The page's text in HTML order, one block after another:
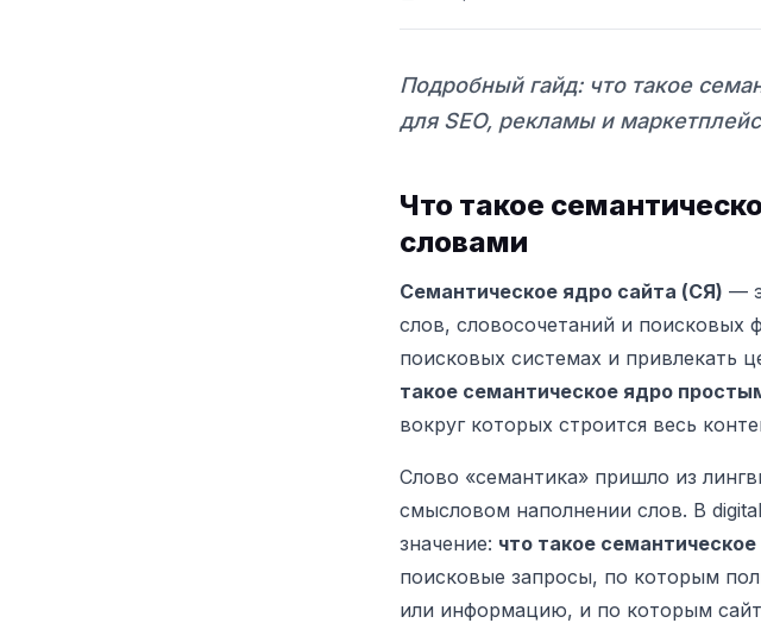
Подробный гайд: что такое
для SEO, рекламы и
Что такое
словами
Семантическое ядро сайта (СЯ) —
слов, словосочетаний и поисковых
поисковых системах и привлекать
такое семантическое ядро
вокруг которых строится весь
Слово «семантика» пришло из
смысловом наполнении слов. В
значение: что такое
поисковые запросы, по которым
или информацию, и по которым